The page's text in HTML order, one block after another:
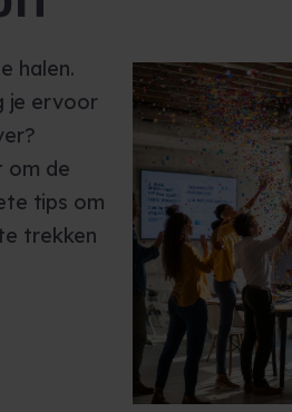
halen.
je ervoor
om de
tips om
trekken